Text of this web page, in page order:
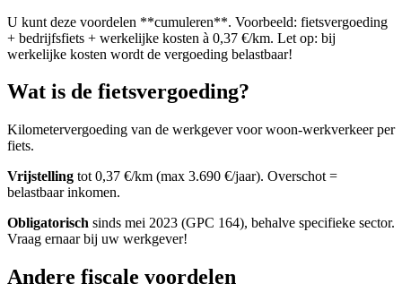
U kunt deze voordelen **cumuleren**. Voorbeeld: fietsvergoeding
+ bedrijfsfiets + werkelijke kosten à 0,37 €/km. Let op: bij
werkelijke kosten wordt de vergoeding belastbaar!
Wat is de fietsvergoeding?
Kilometervergoeding van de werkgever voor woon-werkverkeer per
fiets.
Vrijstelling tot 0,37 €/km (max 3.690 €/jaar). Overschot =
belastbaar inkomen.
Obligatorisch sinds mei 2023 (GPC 164), behalve specifieke sector.
Vraag ernaar bij uw werkgever!
Andere fiscale voordelen